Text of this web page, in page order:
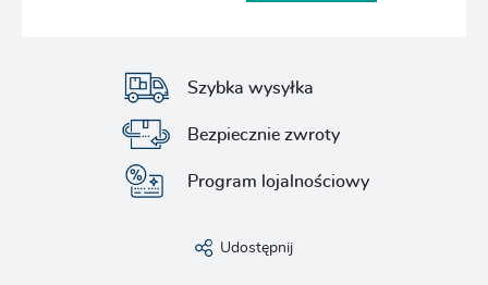
Szybka wysyłka
Bezpiecznie zwroty
Program lojalnościowy
Udostępnij